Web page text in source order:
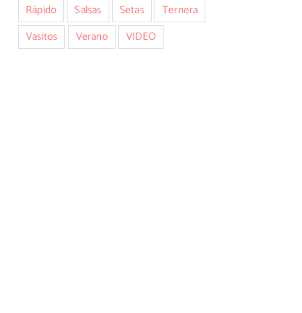
Rápido
Salsas Setas
Ternera
Vasitos
Verano VIDEO